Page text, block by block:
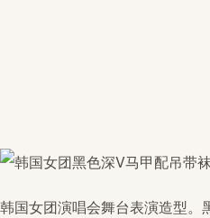
韩国女团演唱会舞台表演造型。